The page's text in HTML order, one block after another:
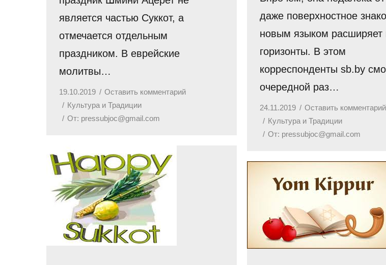
даже поверхностное
новым языком расширяет
горизонты. В этом
корреспонденты sb.by
очередной раз…
24.11.2019
Оставить комментарий
Культура и Традиции
От: pressubjoc@gmail.com
является частью Суккот, а
отмечается отдельным
праздником. В еврейские
молитвы…
19.10.2019
Оставить комментарий
Культура и Традиции
От: pressubjoc@gmail.com